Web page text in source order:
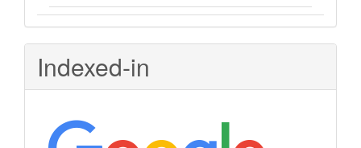
Indexed-in